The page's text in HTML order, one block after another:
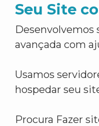
Seu Site
Desenvolvemos
avançada com
Usamos
hospedar seu
Procura Fazer